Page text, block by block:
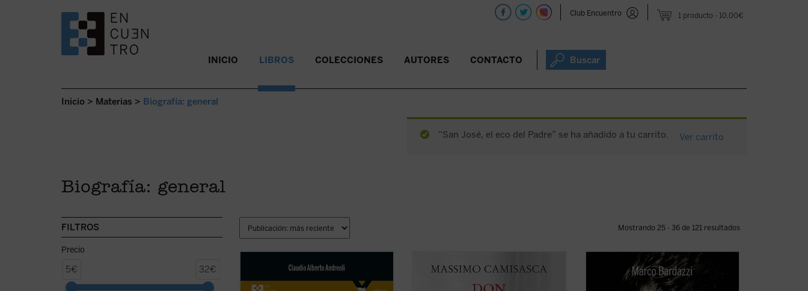
1 producto 10,00€
Club Encuentro
SALTAR AL CONTENIDO. INICIO LIBROS COLECCIONES AUTORES CONTACTO Buscar
Inicio > Materias > Biografía: general
“San José, el eco del Padre” se ha añadido a tu carrito. Ver carrito
Biografía: general
FILTROS
Precio
5€ 32€
Mostrando 25 - 36 de 121 resultados
El 4 de septiembre de 2022 fue
beatificado el Siervo de Dios Albino
Don Luigi Giussani fue uno de los más
En mayo de 1999, 7.000 personas
abarrotaron la basílica de San Petronio